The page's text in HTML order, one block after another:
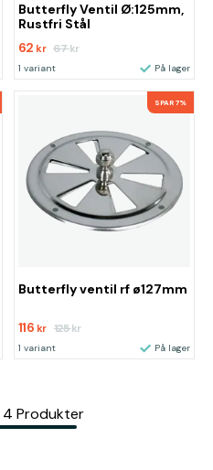
Butterfly Ventil Ø:125mm,
Rustfri Stål
62 kr 67kr
1 variant På lager
SPAR 7%
Butterfly ventil rf ø127mm
116 kr 125kr
1 variant På lager
4 Produkter